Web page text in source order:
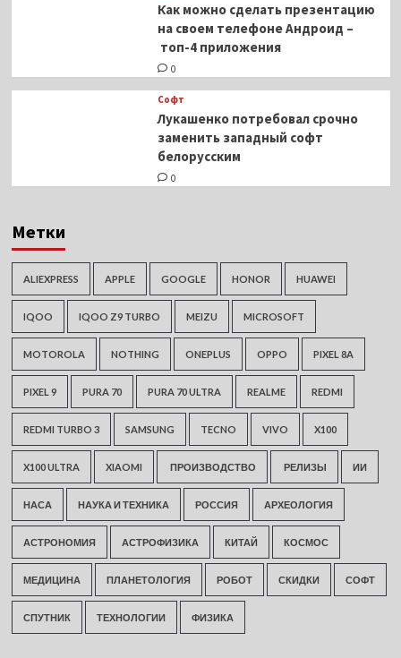
Как можно сделать презентацию
на своем телефоне Андроид –
топ-4 приложения
0
Софт
Лукашенко потребовал срочно
заменить западный софт
белорусским
0
Метки
ALIEXPRESS APPLE GOOGLE HONOR HUAWEI
IQOO IQOO Z9 TURBO MEIZU MICROSOFT
MOTOROLA NOTHING ONEPLUS OPPO PIXEL 8A
PIXEL 9 PURA 70 PURA 70 ULTRA REALME REDMI
REDMI TURBO 3 SAMSUNG TECNO VIVO X100
X100 ULTRA XIAOMI ПРОИЗВОДСТВО РЕЛИЗЫ ИИ
НАСА НАУКА И ТЕХНИКА РОССИЯ АРХЕОЛОГИЯ
АСТРОНОМИЯ АСТРОФИЗИКА КИТАЙ КОСМОС
МЕДИЦИНА ПЛАНЕТОЛОГИЯ РОБОТ СКИДКИ СОФТ
СПУТНИК ТЕХНОЛОГИИ ФИЗИКА